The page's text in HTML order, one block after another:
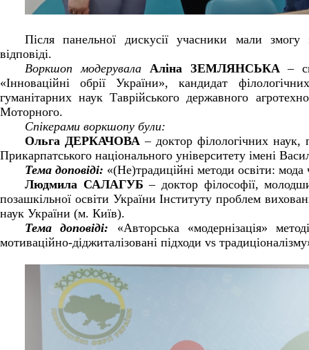
Після панельної дискусії учасники мали
відповіді.
Воркшоп модерувала Аліна ЗЕМЛЯНСЬКА –
«Інноваційні обрії України», кандидат
гуманітарних наук Таврійського державного
Моторного.
Спікерами воркшопу були:
Ольга ДЕРКАЧОВА – доктор філологічних
Прикарпатського національного університету імені
Тема доповіді: «(Не)традиційні методи освіти: мода
Людмила САЛАГУБ – доктор філософії,
позашкільної освіти України Інституту проблем
наук України (м. Київ).
Тема доповіді: «Авторська «модернізація»
мотиваційно-діджиталізовані підходи vs